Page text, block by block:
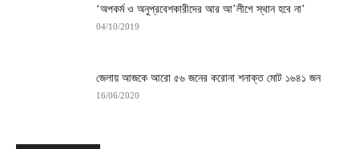
‘অপকর্ম ও অনুপ্রবেশকারীদের আর আ’লীগে স্থান হবে না’
04/10/2019
জেলায় আজকে আরো ৫৬ জনের করোনা শনাক্ত মোট ১৬৪১ জন
16/06/2020